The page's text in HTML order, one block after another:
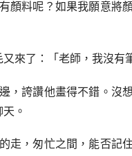
顏料呢？如果我願意將
來了：「老師，我沒有
，誇讚他畫得不錯。沒
。
走，匆忙之間，能否記